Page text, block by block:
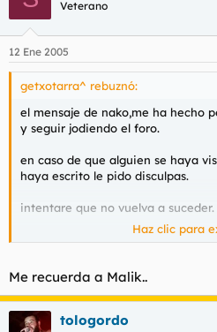
Veterano
12 Ene 2005
getxotarra^ rebuznó:
el mensaje de nako,me ha hecho
y seguir jodiendo el foro.
en caso de que alguien se haya
haya escrito le pido disculpas.
intentare que no vuelva a suceder.
Pido perdon,especialmente a
esperaban.
Tb a argentinita y a otros mucho
molestar conmigo.
Haz clic para
Me recuerda a Malik..
tologordo